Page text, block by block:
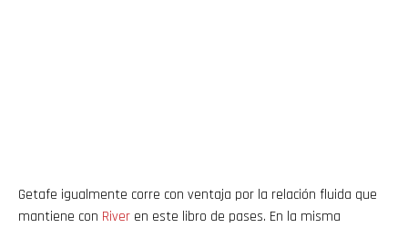
Getafe igualmente corre con ventaja por la relación fluida que
mantiene con River en este libro de pases. En la misma